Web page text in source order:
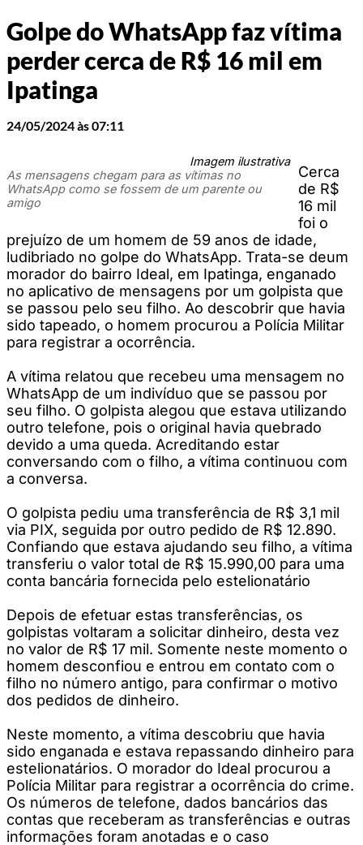
Golpe do WhatsApp faz vítima
perder cerca de R$ 16 mil em
Ipatinga
24/05/2024 às 07:11
Imagem ilustrativa
As mensagens chegam para as vítimas no
WhatsApp como se fossem de um parente ou
amigo
Cerca
de R$
16 mil
foi o
prejuízo de um homem de 59 anos de idade,
ludibriado no golpe do WhatsApp. Trata-se deum
morador do bairro Ideal, em Ipatinga, enganado
no aplicativo de mensagens por um golpista que
se passou pelo seu filho. Ao descobrir que havia
sido tapeado, o homem procurou a Polícia Militar
para registrar a ocorrência.
A vítima relatou que recebeu uma mensagem no
WhatsApp de um indivíduo que se passou por
seu filho. O golpista alegou que estava utilizando
outro telefone, pois o original havia quebrado
devido a uma queda. Acreditando estar
conversando com o filho, a vítima continuou com
a conversa.
O golpista pediu uma transferência de R$ 3,1 mil
via PIX, seguida por outro pedido de R$ 12.890.
Confiando que estava ajudando seu filho, a vítima
transferiu o valor total de R$ 15.990,00 para uma
conta bancária fornecida pelo estelionatário
Depois de efetuar estas transferências, os
golpistas voltaram a solicitar dinheiro, desta vez
no valor de R$ 17 mil. Somente neste momento o
homem desconfiou e entrou em contato com o
filho no número antigo, para confirmar o motivo
dos pedidos de dinheiro.
Neste momento, a vítima descobriu que havia
sido enganada e estava repassando dinheiro para
estelionatários. O morador do Ideal procurou a
Polícia Militar para registrar a ocorrência do crime.
Os números de telefone, dados bancários das
contas que receberam as transferências e outras
informações foram anotadas e o caso